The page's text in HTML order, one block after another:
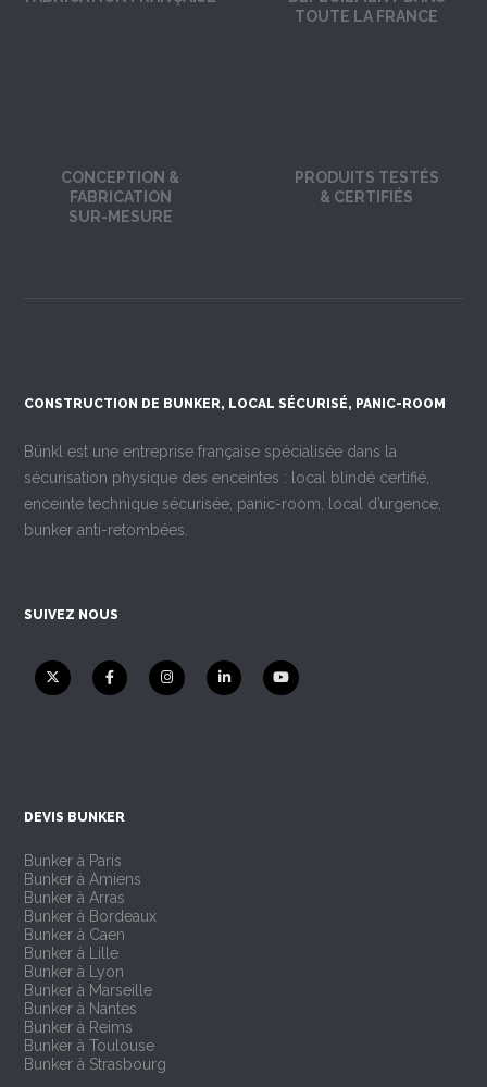
TOUTE LA FRANCE
CONCEPTION &
FABRICATION
SUR-MESURE
PRODUITS TESTÉS
& CERTIFIÉS
CONSTRUCTION DE BUNKER, LOCAL SÉCURISÉ, PANIC-ROOM
Bünkl est une entreprise française spécialisée dans la
sécurisation physique des enceintes : local blindé certifié,
enceinte technique sécurisée, panic-room, local d’urgence,
bunker anti-retombées.
SUIVEZ NOUS
DEVIS BUNKER
Bunker à Paris
Bunker à Amiens
Bunker à Arras
Bunker à Bordeaux
Bunker à Caen
Bunker à Lille
Bunker à Lyon
Bunker à Marseille
Bunker à Nantes
Bunker à Reims
Bunker à Toulouse
Bunker à Strasbourg